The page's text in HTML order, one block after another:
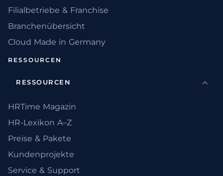
Filialbetriebe & Franchise
Branchenübersicht
Cloud Made in Germany
RESSOURCEN
RESSOURCEN
HRTime Magazin
HR-Lexikon A–Z
Preise & Pakete
Kundenprojekte
Service & Support